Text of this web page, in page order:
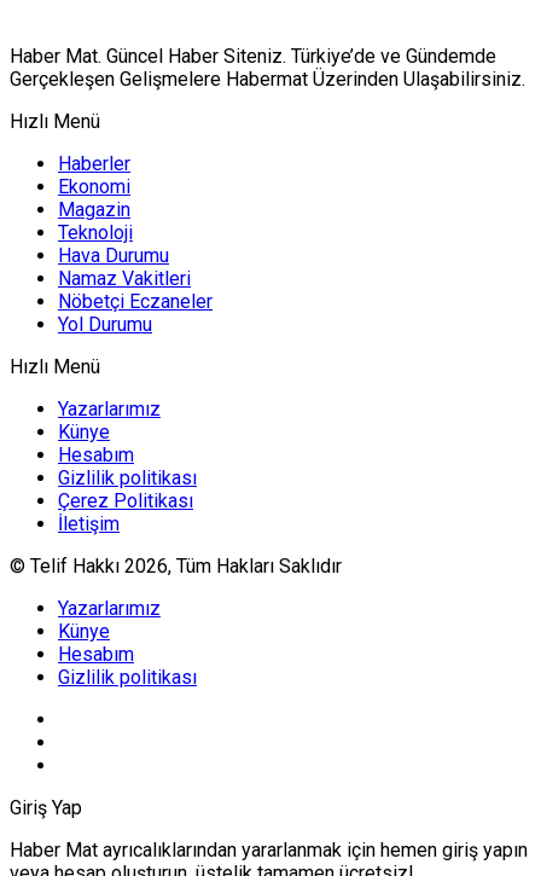
Haber Mat. Güncel Haber Siteniz. Türkiye’de ve Gündemde
Gerçekleşen Gelişmelere Habermat Üzerinden Ulaşabilirsiniz.
Hızlı Menü
Haberler
Ekonomi
Magazin
Teknoloji
Hava Durumu
Namaz Vakitleri
Nöbetçi Eczaneler
Yol Durumu
Hızlı Menü
Yazarlarımız
Künye
Hesabım
Gizlilik politikası
Çerez Politikası
İletişim
© Telif Hakkı 2026, Tüm Hakları Saklıdır
Yazarlarımız
Künye
Hesabım
Gizlilik politikası
Giriş Yap
Haber Mat ayrıcalıklarından yararlanmak için hemen giriş yapın